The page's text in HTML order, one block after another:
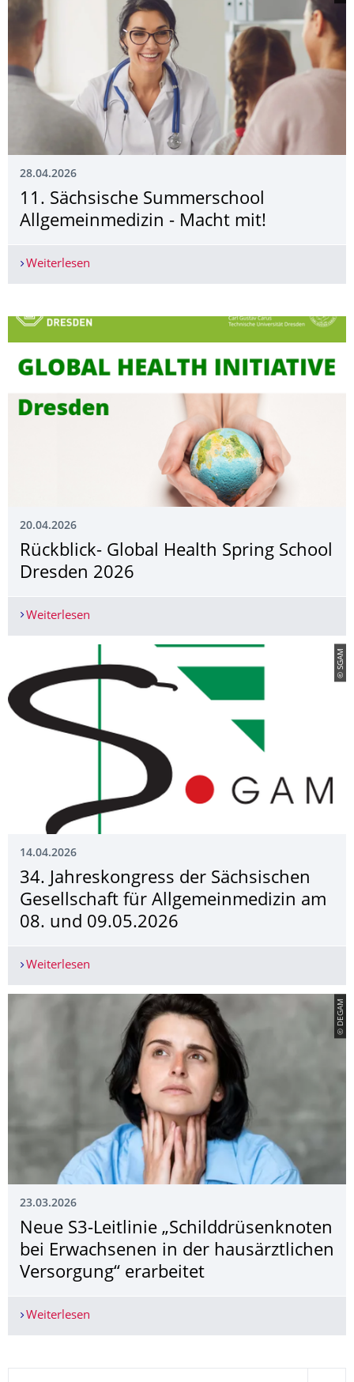
28.04.2026
11. Sächsische Summerschool
Allgemeinmedizin - Macht mit!
Weiterlesen
20.04.2026
Rückblick- Global Health Spring School
Dresden 2026
Weiterlesen
© SGAM
14.04.2026
34. Jahreskongress der Sächsischen
Gesellschaft für Allgemeinmedizin am
08. und 09.05.2026
Weiterlesen
© DEGAM
23.03.2026
Neue S3-Leitlinie „Schilddrüsenknoten
bei Erwachsenen in der hausärztlichen
Versorgung“ erarbeitet
Weiterlesen